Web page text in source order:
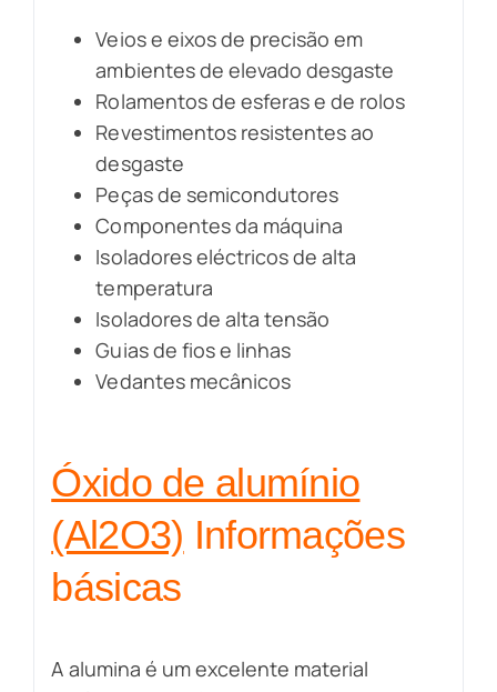
Veios e eixos de precisão em
ambientes de elevado desgaste
Rolamentos de esferas e de rolos
Revestimentos resistentes ao
desgaste
Peças de semicondutores
Componentes da máquina
Isoladores eléctricos de alta
temperatura
Isoladores de alta tensão
Guias de fios e linhas
Vedantes mecânicos
Óxido de alumínio
(Al2O3) Informações
básicas
A alumina é um excelente material